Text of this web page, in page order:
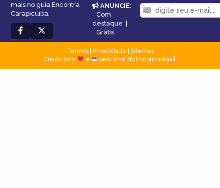
mais no guia Encontra
Carapicuiba.
ANUNCIE:
Com
destaque |
Grátis
Termos| Privacidade
Sitemap
Criado com
e pelo time do EncontraBrasil